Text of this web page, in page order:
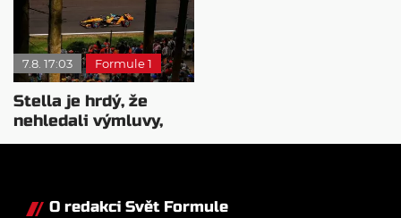
7.8. 17:03 Formule 1
Stella je hrdý, že
nehledali výmluvy,
proč nedokážou
O redakci Svět Formule